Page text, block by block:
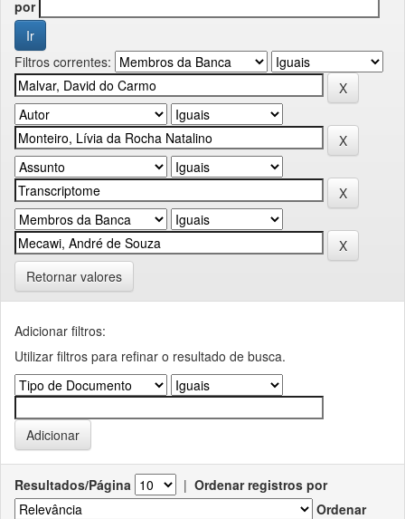
por
Filtros correntes:
Retornar valores
Adicionar filtros:
Utilizar filtros para refinar o resultado de busca.
Resultados/Página | Ordenar registros por
Ordenar